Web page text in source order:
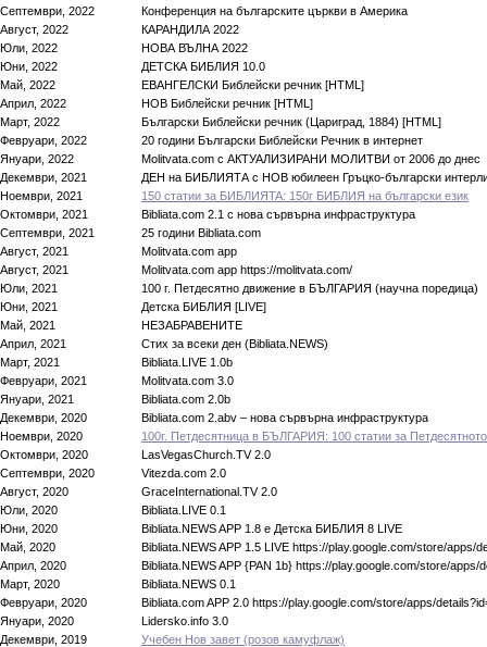
Септември, 2022
Конференция на българските църкви в Америка
Август, 2022
КАРАНДИЛА 2022
Юли, 2022
НОВА ВЪЛНА 2022
Юни, 2022
ДЕТСКА БИБЛИЯ 10.0
Май, 2022
ЕВАНГЕЛСКИ Библейски речник [HTML]
Април, 2022
НОВ Библейски речник [HTML]
Март, 2022
Български Библейски речник (Цариград, 1884) [HTML]
Февруари, 2022
20 години Български Библейски Речник в интернет
Януари, 2022
Molitvata.com с АКТУАЛИЗИРАНИ МОЛИТВИ от 2006 до днес
Декември, 2021
ДЕН на БИБЛИЯТА с НОВ юбилеен Гръцко-български
Ноември, 2021
150 статии за БИБЛИЯTA: 150г БИБЛИЯ на български език
Октомври, 2021
Bibliata.com 2.1 с нова сървърна инфраструктура
Септември, 2021
25 години Bibliata.com
Август, 2021
Molitvata.com app
Август, 2021
Molitvata.com app https://molitvata.com/
Юли, 2021
100 г. Петдесятно движение в БЪЛГАРИЯ (научна поредица)
Юни, 2021
Детска БИБЛИЯ [LIVE]
Май, 2021
НЕЗАБРАВЕНИТЕ
Април, 2021
Стих за всеки ден (Bibliata.NEWS)
Март, 2021
Bibliata.LIVE 1.0b
Февруари, 2021
Molitvata.com 3.0
Януари, 2021
Bibliata.com 2.0b
Декември, 2020
Bibliata.com 2.abv – нова сървърна инфраструктура
Ноември, 2020
100г. Петдесятница в БЪЛГАРИЯ: 100 статии за
Октомври, 2020
LasVegasChurch.TV 2.0
Септември, 2020
Vitezda.com 2.0
Август, 2020
GraceInternational.TV 2.0
Юли, 2020
Bibliata.LIVE 0.1
Юни, 2020
Bibliata.NEWS APP 1.8 е Детска БИБЛИЯ 8 LIVE
Май, 2020
Bibliata.NEWS APP 1.5 LIVE https://play.google.com/store/apps/
Април, 2020
Bibliata.NEWS APP {PAN 1b} https://play.google.com/store/apps/
Март, 2020
Bibliata.NEWS 0.1
Февруари, 2020
Bibliata.com APP 2.0 https://play.google.com/store/apps/
Януари, 2020
Lidersko.info 3.0
Декември, 2019
Учебен Нов завет (розов камуфлаж)